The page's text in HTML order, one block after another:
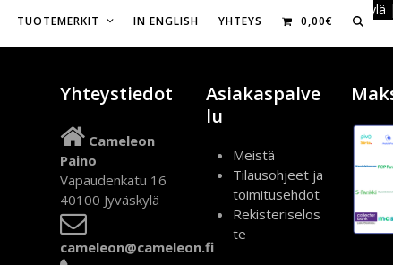
Vapaudenkatu 16, 40100
TUOTEMERKIT IN ENGLISH YHTEYS 0,00€
Yhteystiedot
Cameleon
Paino
Vapaudenkatu 16
40100 Jyväskylä
cameleon@cameleon.fi
Asiakaspalve
lu
Meistä
Tilausohjeet ja
toimitusehdot
Rekisteriselos
te